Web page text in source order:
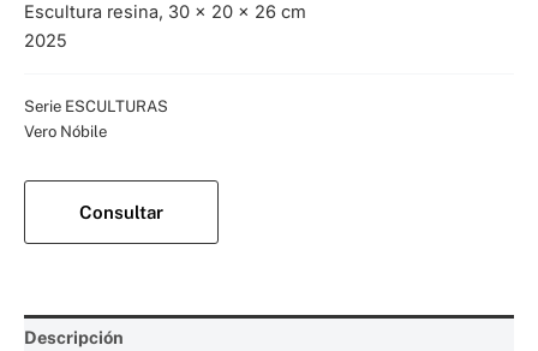
Escultura resina, 30 x 20 x 26 cm
2025
Serie ESCULTURAS
Vero Nóbile
Consultar
Descripción